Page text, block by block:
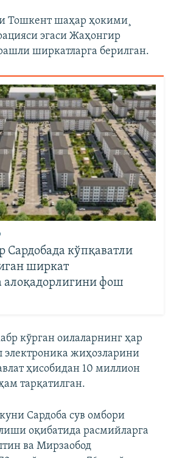
Тошкент шаҳар ҳокими¸
эгаси Жаҳонгир
ширкатларга берилган.
кўпқаватли
ширкат
алоқадорлигини фош
кўрган оилаларнинг ҳар
электроника жиҳозларини
ҳисобидан 10 миллион
тарқатилган.
Сардоба сув омбори
оқибатида расмийларга
ва Мирзаобод